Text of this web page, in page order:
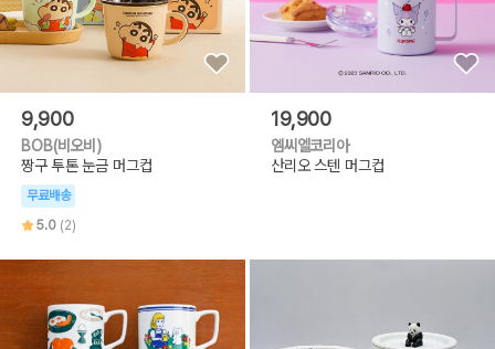
9,900
BOB(비오비)
짱구 투톤 눈금 머그컵
무료배송
5.0 (2)
19,900
엠씨엘코리아
산리오 스텐 머그컵